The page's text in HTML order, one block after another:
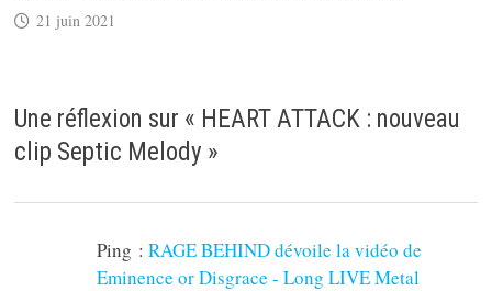
21 juin 2021
Une réflexion sur « HEART ATTACK : nouveau
clip Septic Melody »
Ping :RAGE BEHIND dévoile la vidéo de
Eminence or Disgrace - Long LIVE Metal